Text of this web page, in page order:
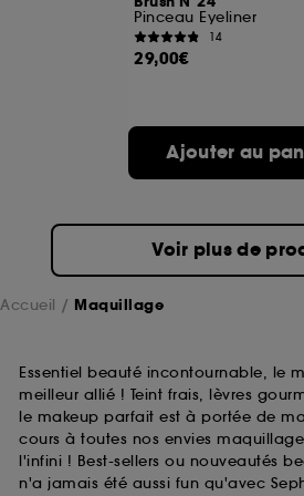
Pinceau Eyeliner
14
29,00€
Ajouter au
Voir plus de
Accueil Maquillage
Essentiel beauté incontournable, le
meilleur allié ! Teint frais, lèvres
le makeup parfait est à portée de
cours à toutes nos envies
l'infini ! Best-sellers ou nouveautés
n'a jamais été aussi fun qu'avec
A l'exception des cookies
lecture de ces traceurs requiert
choix" ci-dessous ou décider de
Sephora pourra associer les
navigation collectées par ces
sur "continuer sans accepter".
moment choisir de retirer votrte
souhaitez obtenir plus